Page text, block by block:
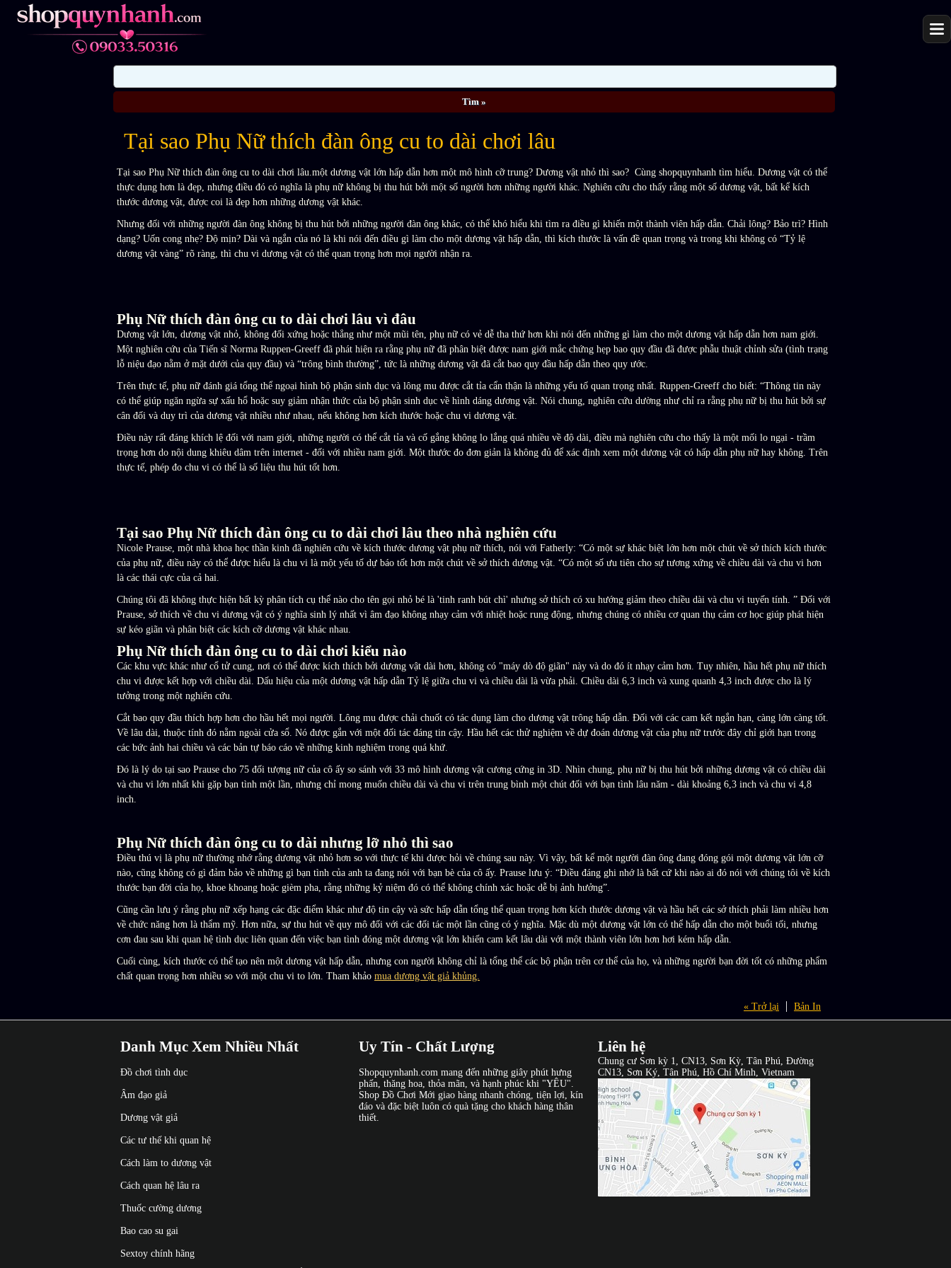
Tại sao Phụ Nữ thích đàn ông cu to dài chơi lâu
Tại sao Phụ Nữ thích đàn ông cu to dài chơi lâu.một dương vật lớn hấp dẫn hơn một mô hình cỡ trung? Dương vật nhỏ thì sao? Cùng shopquynhanh tìm hiểu. Dương vật có thể
thực dụng hơn là đẹp, nhưng điều đó có nghĩa là phụ nữ không bị thu hút bởi một số người hơn những người khác. Nghiên cứu cho thấy rằng một số dương vật, bất kể kích
thước dương vật, được coi là đẹp hơn những dương vật khác.
Nhưng đối với những người đàn ông không bị thu hút bởi những người đàn ông khác, có thể khó hiểu khi tìm ra điều gì khiến một thành viên hấp dẫn. Chải lông? Bảo trì? Hình
dạng? Uốn cong nhẹ? Độ mịn? Dài và ngắn của nó là khi nói đến điều gì làm cho một dương vật hấp dẫn, thì kích thước là vấn đề quan trọng và trong khi không có “Tỷ lệ
dương vật vàng” rõ ràng, thì chu vi dương vật có thể quan trọng hơn mọi người nhận ra.
Phụ Nữ thích đàn ông cu to dài chơi lâu vì đâu
Dương vật lớn, dương vật nhỏ, không đối xứng hoặc thẳng như một mũi tên, phụ nữ có vẻ dễ tha thứ hơn khi nói đến những gì làm cho một dương vật hấp dẫn hơn nam giới.
Một nghiên cứu của Tiến sĩ Norma Ruppen-Greeff đã phát hiện ra rằng phụ nữ đã phân biệt được nam giới mắc chứng hẹp bao quy đầu đã được phẫu thuật chỉnh sửa (tình trạng
lỗ niệu đạo nằm ở mặt dưới của quy đầu) và “trông bình thường”, tức là những dương vật đã cắt bao quy đầu hấp dẫn theo quy ước.
Trên thực tế, phụ nữ đánh giá tổng thể ngoại hình bộ phận sinh dục và lông mu được cắt tỉa cẩn thận là những yếu tố quan trọng nhất. Ruppen-Greeff cho biết: “Thông tin này
có thể giúp ngăn ngừa sự xấu hổ hoặc suy giảm nhận thức của bộ phận sinh dục về hình dáng dương vật. Nói chung, nghiên cứu dường như chỉ ra rằng phụ nữ bị thu hút bởi sự
cân đối và duy trì của dương vật nhiều như nhau, nếu không hơn kích thước hoặc chu vi dương vật.
Điều này rất đáng khích lệ đối với nam giới, những người có thể cắt tỉa và cố gắng không lo lắng quá nhiều về độ dài, điều mà nghiên cứu cho thấy là một mối lo ngại - trầm
trọng hơn do nội dung khiêu dâm trên internet - đối với nhiều nam giới. Một thước đo đơn giản là không đủ để xác định xem một dương vật có hấp dẫn phụ nữ hay không. Trên
thực tế, phép đo chu vi có thể là số liệu thu hút tốt hơn.
Tại sao Phụ Nữ thích đàn ông cu to dài chơi lâu theo nhà nghiên cứu
Nicole Prause, một nhà khoa học thần kinh đã nghiên cứu về kích thước dương vật phụ nữ thích, nói với Fatherly: “Có một sự khác biệt lớn hơn một chút về sở thích kích thước
của phụ nữ, điều này có thể được hiểu là chu vi là một yếu tố dự báo tốt hơn một chút về sở thích dương vật. “Có một số ưu tiên cho sự tương xứng về chiều dài và chu vi hơn
là các thái cực của cả hai.
Chúng tôi đã không thực hiện bất kỳ phân tích cụ thể nào cho tên gọi nhỏ bé là 'tinh ranh bút chì' nhưng sở thích có xu hướng giảm theo chiều dài và chu vi tuyến tính. ” Đối với
Prause, sở thích về chu vi dương vật có ý nghĩa sinh lý nhất vì âm đạo không nhạy cảm với nhiệt hoặc rung động, nhưng chúng có nhiều cơ quan thụ cảm cơ học giúp phát hiện
sự kéo giãn và phân biệt các kích cỡ dương vật khác nhau.
Phụ Nữ thích đàn ông cu to dài chơi kiểu nào
Các khu vực khác như cổ tử cung, nơi có thể được kích thích bởi dương vật dài hơn, không có "máy dò độ giãn" này và do đó ít nhạy cảm hơn. Tuy nhiên, hầu hết phụ nữ thích
chu vi được kết hợp với chiều dài. Dấu hiệu của một dương vật hấp dẫn Tỷ lệ giữa chu vi và chiều dài là vừa phải. Chiều dài 6,3 inch và xung quanh 4,3 inch được cho là lý
tưởng trong một nghiên cứu.
Cắt bao quy đầu thích hợp hơn cho hầu hết mọi người. Lông mu được chải chuốt có tác dụng làm cho dương vật trông hấp dẫn. Đối với các cam kết ngắn hạn, càng lớn càng tốt.
Về lâu dài, thuộc tính đó nằm ngoài cửa sổ. Nó được gắn với một đối tác đáng tin cậy. Hầu hết các thử nghiệm về dự đoán dương vật của phụ nữ trước đây chỉ giới hạn trong
các bức ảnh hai chiều và các bản tự báo cáo về những kinh nghiệm trong quá khứ.
Đó là lý do tại sao Prause cho 75 đối tượng nữ của cô ấy so sánh với 33 mô hình dương vật cương cứng in 3D. Nhìn chung, phụ nữ bị thu hút bởi những dương vật có chiều dài
và chu vi lớn nhất khi gặp bạn tình một lần, nhưng chỉ mong muốn chiều dài và chu vi trên trung bình một chút đối với bạn tình lâu năm - dài khoảng 6,3 inch và chu vi 4,8
inch.
Phụ Nữ thích đàn ông cu to dài nhưng lỡ nhỏ thì sao
Điều thú vị là phụ nữ thường nhớ rằng dương vật nhỏ hơn so với thực tế khi được hỏi về chúng sau này. Vì vậy, bất kể một người đàn ông đang đóng gói một dương vật lớn cỡ
nào, cũng không có gì đảm bảo về những gì bạn tình của anh ta đang nói với bạn bè của cô ấy. Prause lưu ý: “Điều đáng ghi nhớ là bất cứ khi nào ai đó nói với chúng tôi về kích
thước bạn đời của họ, khoe khoang hoặc gièm pha, rằng những kỷ niệm đó có thể không chính xác hoặc dễ bị ảnh hưởng”.
Cũng cần lưu ý rằng phụ nữ xếp hạng các đặc điểm khác như độ tin cậy và sức hấp dẫn tổng thể quan trọng hơn kích thước dương vật và hầu hết các sở thích phải làm nhiều hơn
về chức năng hơn là thẩm mỹ. Hơn nữa, sự thu hút về quy mô đối với các đối tác một lần cũng có ý nghĩa. Mặc dù một dương vật lớn có thể hấp dẫn cho một buổi tối, nhưng
cơn đau sau khi quan hệ tình dục liên quan đến việc bạn tình đóng một dương vật lớn khiến cam kết lâu dài với một thành viên lớn hơn hơi kém hấp dẫn.
Cuối cùng, kích thước có thể tạo nên một dương vật hấp dẫn, nhưng con người không chỉ là tổng thể các bộ phận trên cơ thể của họ, và những người bạn đời tốt có những phẩm
chất quan trọng hơn nhiều so với một chu vi to lớn. Tham khảo mua dương vật giả khủng.
Bản In
« Trở lại
Danh Mục Xem Nhiều Nhất
Đồ chơi tình dục
Âm đạo giả
Dương vật giả
Các tư thế khi quan hệ
Cách làm to dương vật
Cách quan hệ lâu ra
Thuốc cường dương
Bao cao su gai
Sextoy chính hãng
Uy Tín - Chất Lượng
Shopquynhanh.com mang đến những giây phút hưng
phấn, thăng hoa, thỏa mãn, và hạnh phúc khi "YÊU".
Shop Đồ Chơi Mới giao hàng nhanh chóng, tiện lợi, kín
đáo và đặc biệt luôn có quà tặng cho khách hàng thân
thiết.
Liên hệ
Chung cư Sơn kỳ 1, CN13, Sơn Kỳ, Tân Phú, Đường
CN13, Sơn Ký, Tân Phú, Hồ Chí Minh, Vietnam